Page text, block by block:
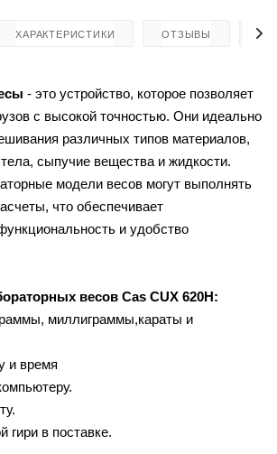
ХАРАКТЕРИСТИКИ ОТЗЫВЫ
- это устройство, которое позволяет
с высокой точностью. Они идеально
различных типов материалов,
сыпучие вещества и жидкости.
модели весов могут выполнять
что обеспечивает
и удобство
весов Cas CUX 620H:
миллиграммы,караты и
и время
гири в поставке.